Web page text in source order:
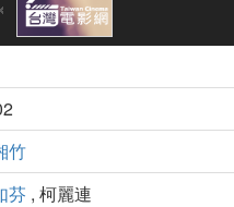
竹
芬 , 柯麗連